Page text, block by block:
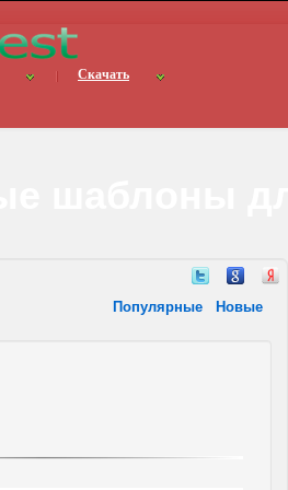
Скачать
Популярные Новые